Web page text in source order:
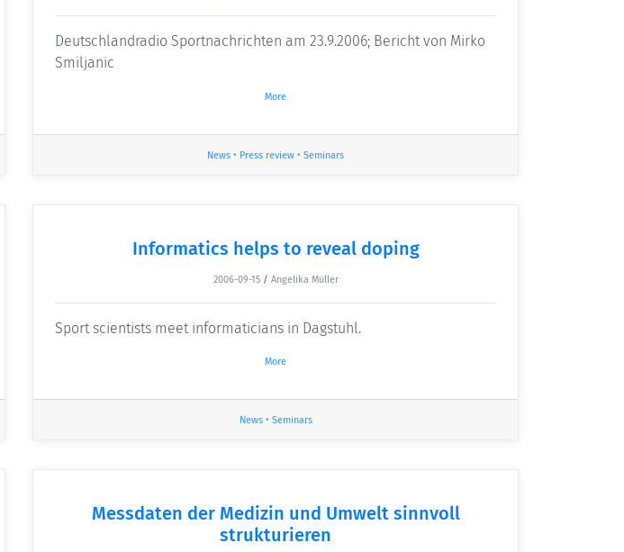
Deutschlandradio Sportnachrichten am 23.9.2006; Bericht von Mirko
Smiljanic
More
News • Press review • Seminars
Informatics helps to reveal doping
2006-09-15 / Angelika Müller
Sport scientists meet informaticians in Dagstuhl.
More
News• Seminars
Messdaten der Medizin und Umwelt sinnvoll
strukturieren